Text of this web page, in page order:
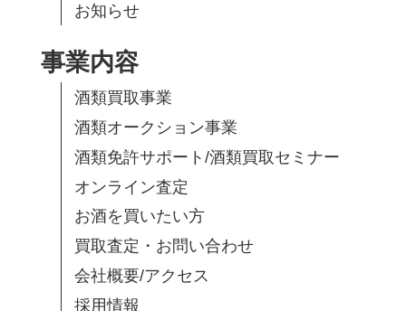
お知らせ
事業内容
酒類買取事業
酒類オークション事業
酒類免許サポート/酒類買取セミナー
オンライン査定
お酒を買いたい方
買取査定・お問い合わせ
会社概要/アクセス
採用情報